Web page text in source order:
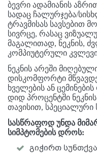
ბევრი ადამიანის
სადაც ჩალურჯება/
ტრავმისას სავსებით
სივრცე, რასაც
მაგალითად, ნეკნის,
კომპიუტერული
ნეკნის არეში
დისკომფორტი
ხველების ან
დიდ პროცენტში
თავისით, სპეციალური
სასწრაფოდ უნდა
სიმპტომების დროს:
გიჭირთ